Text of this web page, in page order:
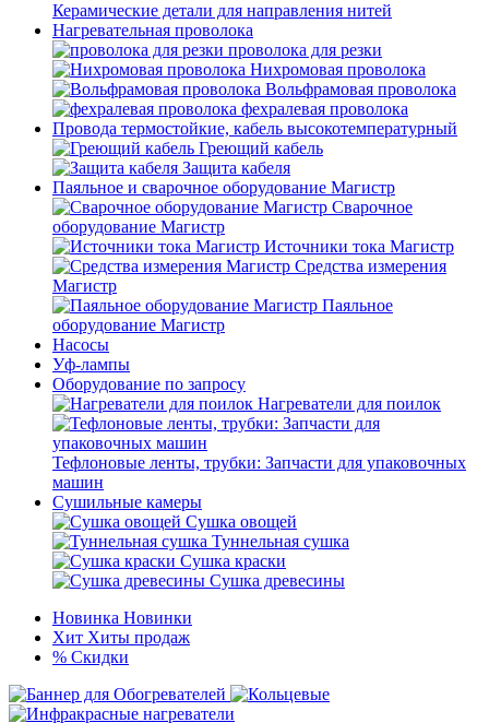
Керамические детали для направления нитей
Нагревательная проволока
проволока для резки
Нихромовая проволока
Вольфрамовая проволока
фехралевая проволока
Провода термостойкие, кабель высокотемпературный
Греющий кабель
Защита кабеля
Паяльное и сварочное оборудование Магистр
Сварочное
оборудование Магистр
Источники тока Магистр
Средства измерения
Магистр
Паяльное
оборудование Магистр
Насосы
Уф-лампы
Оборудование по запросу
Нагреватели для поилок
Тефлоновые ленты, трубки: Запчасти для упаковочных
машин
Сушильные камеры
Сушка овощей
Туннельная сушка
Сушка краски
Сушка древесины
Новинка Новинки
Хит Хиты продаж
% Скидки